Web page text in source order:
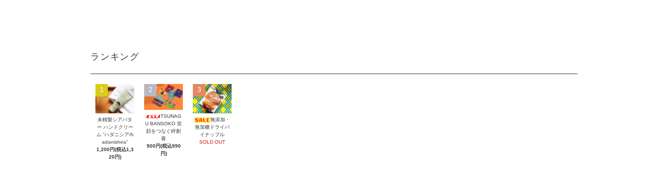
ランキング
1
未精製シアバタ
ー ハンドクリー
ム ”ハダニシア/h
adanishea”
1,200円(税込1,3
20円)
2
TSUNAG
U BANSOKO 笑
顔をつなぐ絆創
膏
900円(税込990
円)
3
無添加・
無加糖ドライパ
イナップル
SOLD OUT